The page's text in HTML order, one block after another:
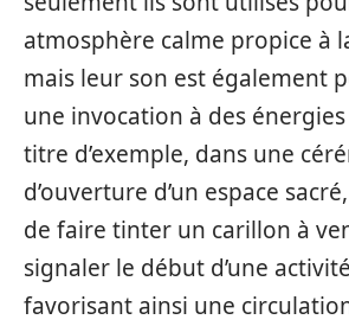
atmosphère calme propice à
mais leur son est également
une invocation à des
titre d’exemple, dans une
d’ouverture d’un espace
de faire tinter un carillon à
signaler le début d’une
favorisant ainsi une